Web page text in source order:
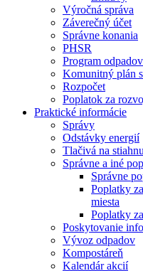
Výročná správa
Záverečný účet
Správne konania
PHSR
Program
Komunitný plán
Rozpočet
Poplatok za
Praktické informácie
Správy
Odstávky energií
Tlačivá na
Správne a iné
Správne
Poplatky
miesta
Poplatky
Poskytovanie
Vývoz odpadov
Kompostáreň
Kalendár akcií